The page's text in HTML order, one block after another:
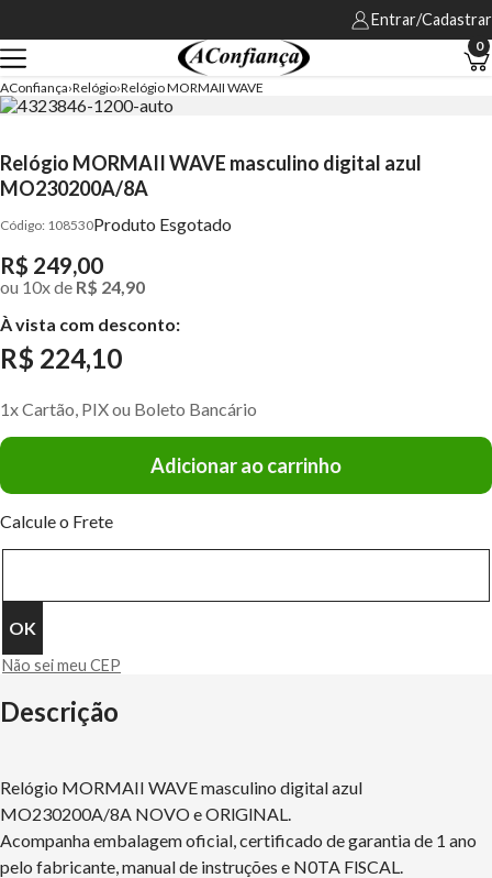
Entrar/Cadastrar
0
AConfiança Relógio Relógio MORMAII WAVE
Relógio MORMAII WAVE masculino digital azul
MO230200A/8A
108530Produto Esgotado
R$ 249,00
ou 10xde R$ 24,90
À vista com desconto:
R$ 224,10
1x Cartão, PIX ou Boleto Bancário
Adicionar ao carrinho
Calcule o Frete
Não sei meu CEP
Descrição
Relógio MORMAII WAVE masculino digital azul
MO230200A/8A NOVO e ORlGlNAL.
Acompanha embalagem oficial, certificado de garantia de 1 ano
pelo fabricante, manual de instruções e N0TA FlSCAL.